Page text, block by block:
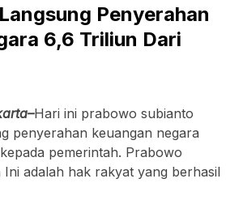
Penyerahan
6,6 Triliun Dari
Hari ini prabowo subianto
penyerahan keuangan negara
pemerintah. Prabowo
adalah hak rakyat yang berhasil